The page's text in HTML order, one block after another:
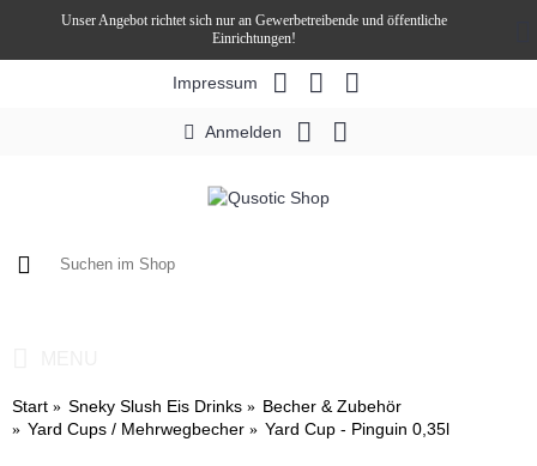
Unser Angebot richtet sich nur an Gewerbetreibende und öffentliche
Einrichtungen!
Impressum
Anmelden
Start Sneky Slush Eis Drinks
Becher & Zubehör
Yard Cups / Mehrwegbecher
Yard Cup - Pinguin 0,35l